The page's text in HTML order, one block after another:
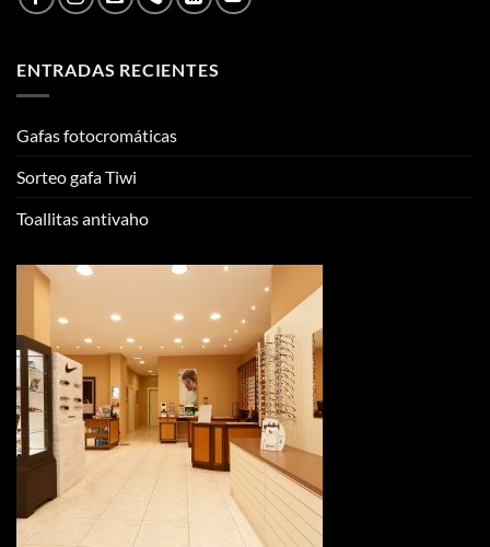
ENTRADAS RECIENTES
Gafas fotocromáticas
Sorteo gafa Tiwi
Toallitas antivaho